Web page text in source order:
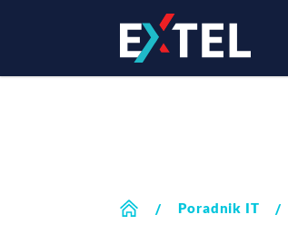
/ Poradnik IT /